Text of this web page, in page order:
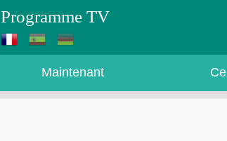
Programme TV
Maintenant